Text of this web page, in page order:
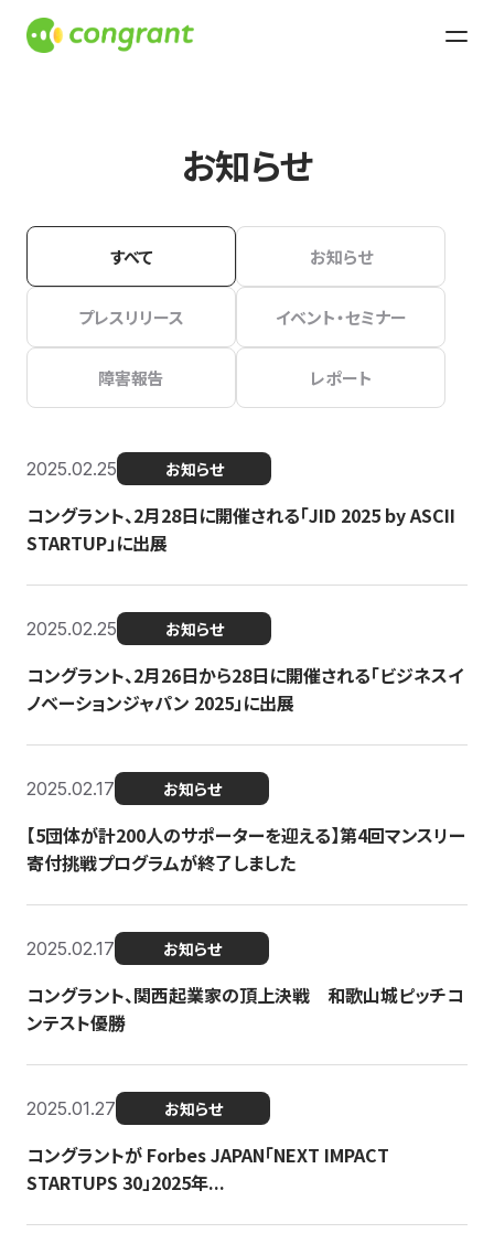
お知らせ
すべて お知らせ
プレスリリース イベント・セミナー
障害報告 レポート
2025.02.25 お知らせ
コングラント、2月28日に開催される「JID 2025 by ASCII
STARTUP」に出展
2025.02.25 お知らせ
コングラント、2月26日から28日に開催される「ビジネスイ
ノベーションジャパン 2025」に出展
2025.02.17 お知らせ
【5団体が計200人のサポーターを迎える】​​第4回マンスリー
寄付挑戦プログラムが終了しました
2025.02.17 お知らせ
コングラント、関西起業家の頂上決戦 和歌山城ピッチコ
ンテスト優勝
2025.01.27 お知らせ
コングラントが Forbes JAPAN「NEXT IMPACT
STARTUPS 30」2025年...